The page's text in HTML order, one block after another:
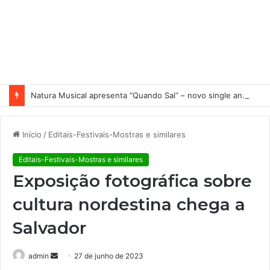
Natura Musical apresenta “Quando Sai” – novo single antecipa estreia do primeiro álbum solo de Elisa Maia
Início / Editais-Festivais-Mostras e similares
Editais-Festivais-Mostras e similares
Exposição fotográfica sobre
cultura nordestina chega a
Salvador
admin 27 de junho de 2023